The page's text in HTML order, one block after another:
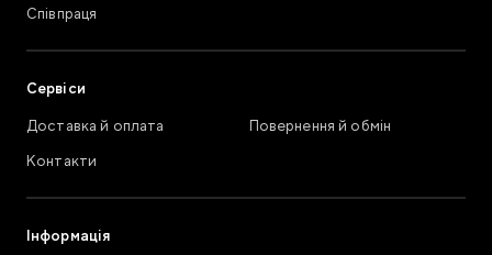
Співпраця
Сервіси
Доставка й оплата
Повернення й обмін
Контакти
Інформація